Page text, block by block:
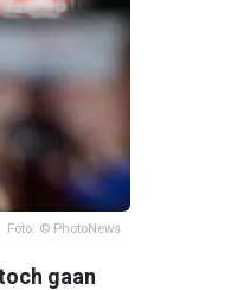
Foto: © PhotoNews
gaan